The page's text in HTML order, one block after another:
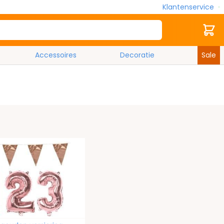
Klantenservice
Zoek Cart
Accessoires Decoratie
Sale